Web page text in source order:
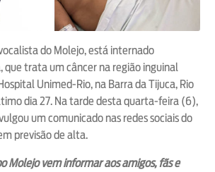
do Molejo, está internado
que trata um câncer na região inguinal
Unimed-Rio, na Barra da Tijuca, Rio
dia 27. Na tarde desta quarta-feira (6),
um comunicado nas redes sociais do
previsão de alta.
Molejo vem informar aos amigos, fãs e